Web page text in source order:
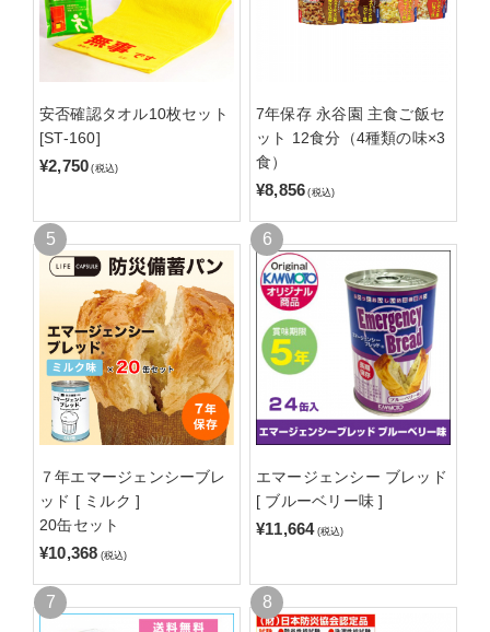
安否確認タオル10枚セット
[ST-160]
¥2,750 (税込)
7年保存 永谷園 主食ご飯セ
ット 12食分（4種類の味×3
食）
¥8,856 (税込)
７年エマージェンシーブレ
ッド [ ミルク ]
20缶セット
¥10,368 (税込)
エマージェンシー ブレッド
[ ブルーベリー味 ]
¥11,664 (税込)